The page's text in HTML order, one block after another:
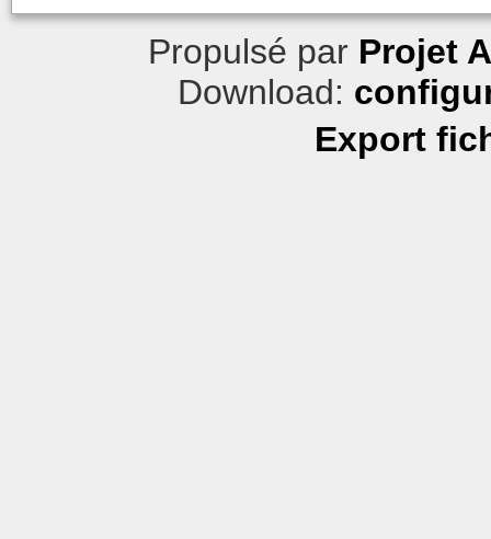
Propulsé par Projet
Download:
Export